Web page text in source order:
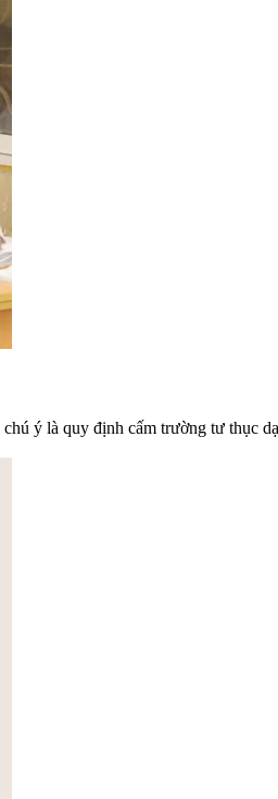
ý là quy định cấm trường tư thục